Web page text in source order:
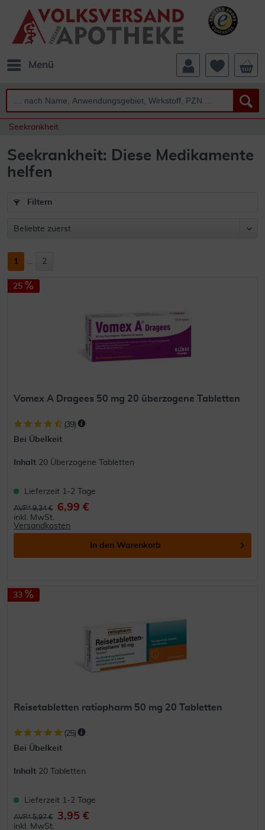
Menü
Seekrankheit
Seekrankheit: Diese Medikamente
helfen
Filtern
1 ... 2
25
Vomex A Dragees 50 mg 20 überzogene Tabletten
(39)
Bei Übelkeit
Inhalt 20 Überzogene Tabletten
Lieferzeit 1-2 Tage
AVP* 9,34 € 6,99 €
inkl. MwSt.
Versandkosten
In den Warenkorb
33
Reisetabletten ratiopharm 50 mg 20 Tabletten
(25)
Bei Übelkeit
Inhalt 20 Tabletten
Lieferzeit 1-2 Tage
AVP* 5,97 € 3,95 €
inkl. MwSt.